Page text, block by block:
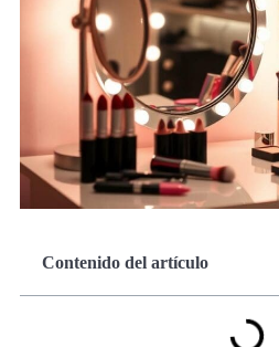
Contenido del artículo